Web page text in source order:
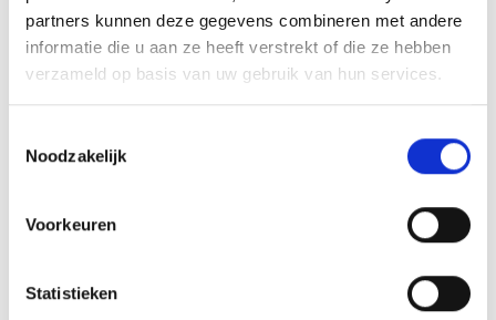
partners kunnen deze gegevens combineren met andere
informatie die u aan ze heeft verstrekt of die ze hebben
verzameld op basis van uw gebruik van hun services.
Noodzakelijk
Voorkeuren
Statistieken
Spijlenhekwerk
Hekwerk uit buis
Dranghekken & Schrikhekken
Kunststof barriers
Kunststof aanrijdbeveiliging
Overige aanrijdbeveiliging
Spiegels